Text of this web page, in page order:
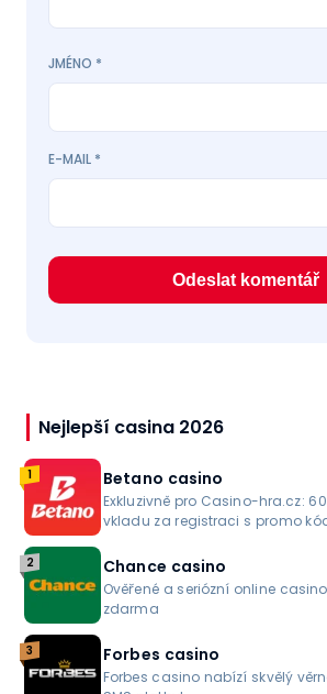
JMÉNO *
E-MAIL *
Nejlepší casina 2026
1 Betano casino
Exkluzivně pro Casino-hra.cz:
vkladu za registraci s promo
2 Chance casino
Ověřené a seriózní online
zdarma
3 Forbes casino
Forbes casino nabízí skvělý